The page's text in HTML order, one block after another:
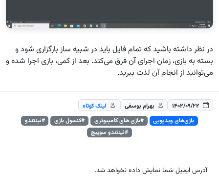
در نظر داشته باشید که تمام فایل باید در شبیه ساز بارگزاری شود و
بسته به بازی، زمان اجرای آن فرق می‌کند. بعد از کمی، بازی اجرا شده و
می‌توانید از انجام آن لذت ببرید.
۱۴۰۲/۰۹/۲۲ بهرام یوسفی
لینک کوتاه
بازی‌های ویدیویی
#بازی های کامپیوتری #کنسول بازی
#نینتندو
#نینتندو سوییچ
آدرس ایمیل شما نمایش داده نخواهد شد.